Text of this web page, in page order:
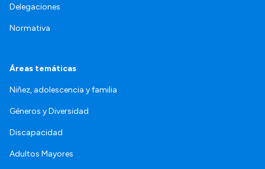
Delegaciones
Normativa
Áreas temáticas
Niñez, adolescencia y familia
Géneros y Diversidad
Discapacidad
Adultos Mayores